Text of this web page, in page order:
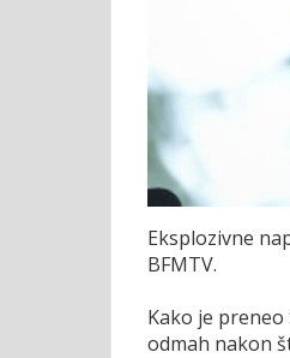
Eksplozivne
BFMTV.
Kako je
odmah nakon